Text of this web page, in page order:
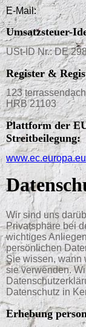
E-Mail:
Umsatzsteuer-
USt-ID Nr.: DE
Register &
123
HRB 21103
Plattform der
Streitbeilegung:
Wir sind uns
Privatsphäre bei
wichtiges
persönlichen
Sie wissen, wann
sie verwenden.
Datenschutz in
Erhebung